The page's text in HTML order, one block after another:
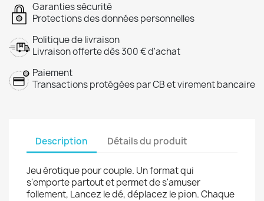
Garanties sécurité
Protections des données personnelles
Politique de livraison
Livraison offerte dès 300 € d'achat
Paiement
Transactions protégées par CB et virement bancaire
Description Détails du produit
Jeu érotique pour couple. Un format qui
s'emporte partout et permet de s'amuser
follement, Lancez le dé, déplacez le pion. Chaque